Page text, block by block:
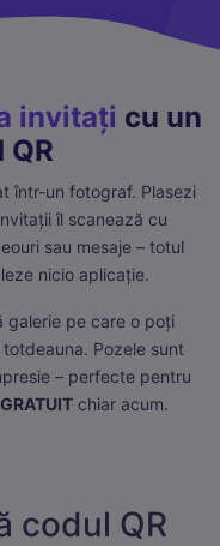
invitați cu un
într-un fotograf. Plasezi
îl scanează cu
sau mesaje – totul
nicio aplicație.
galerie pe care o poți
Pozele sunt
– perfecte pentru
GRATUITchiar acum.
codul QR